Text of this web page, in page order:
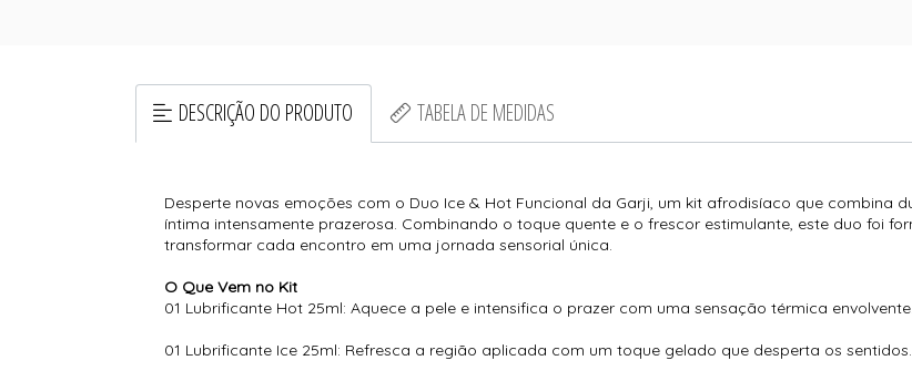
DESCRIÇÃO DO PRODUTO TABELA DE MEDIDAS
Desperte novas emoções com o Duo Ice & Hot Funcional da Garji, um kit afrodisíaco que combina
íntima intensamente prazerosa. Combinando o toque quente e o frescor estimulante, este duo foi
transformar cada encontro em uma jornada sensorial única.
O Que Vem no Kit
01 Lubrificante Hot 25ml: Aquece a pele e intensifica o prazer com uma sensação térmica envolvente.
01 Lubrificante Ice 25ml: Refresca a região aplicada com um toque gelado que desperta os